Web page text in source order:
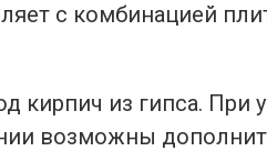
с комбинацией
кирпич из гипса. При
возможны